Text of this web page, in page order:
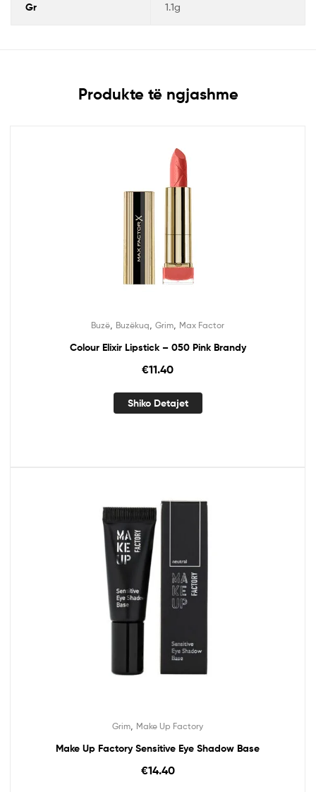
Gr 1.1g
Produkte të ngjashme
Buzë Buzëkuq Grim Max Factor
Colour Elixir Lipstick – 050 Pink Brandy
€11.40
Shiko Detajet
Grim Make Up Factory
Make Up Factory Sensitive Eye Shadow Base
€14.40